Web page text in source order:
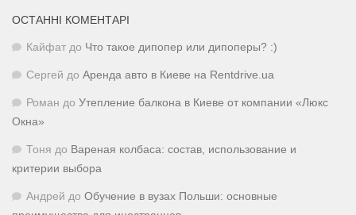
ОСТАННІ КОМЕНТАРІ
Кайфат до Что такое дипопер или дипоперы? :)
Сергей до Аренда авто в Киеве на Rentdrive.ua
Роман до Утепление балкона в Киеве от компании «Люкс
Окна»
Тоня до Вареная колбаса: состав, использование и
критерии выбора
Андрей до Обучение в вузах Польши: основные